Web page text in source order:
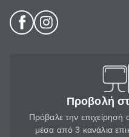
Προβολή
Πρόβαλε την
μέσα από 3 κανάλια